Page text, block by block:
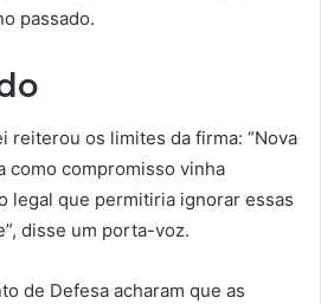
passado.
reiterou os limites da firma: “Nova
como compromisso vinha
legal que permitiria ignorar essas
disse um porta-voz.
de Defesa acharam que as